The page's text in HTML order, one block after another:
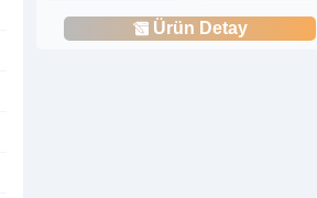
Ürün Detay